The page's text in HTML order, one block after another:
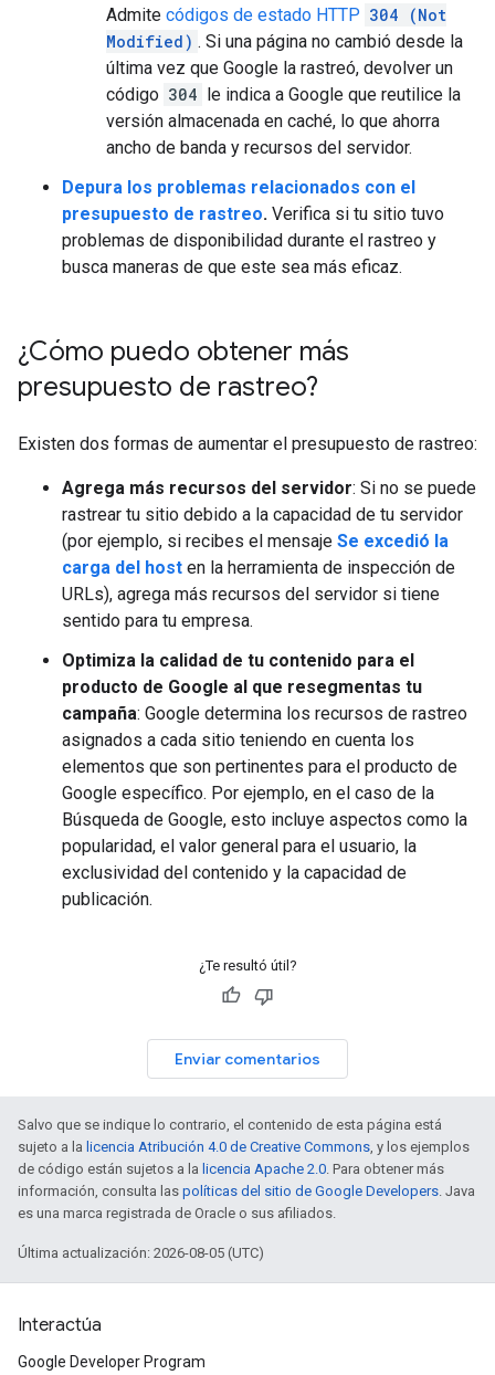
Admite códigos de estado HTTP 304 (Not
Modified) . Si una página no cambió desde la
última vez que Google la rastreó, devolver un
código 304 le indica a Google que reutilice la
versión almacenada en caché, lo que ahorra
ancho de banda y recursos del servidor.
Depura los problemas relacionados con el
presupuesto de rastreo. Verifica si tu sitio tuvo
problemas de disponibilidad durante el rastreo y
busca maneras de que este sea más eficaz.
¿Cómo puedo obtener más
presupuesto de rastreo?
Existen dos formas de aumentar el presupuesto de rastreo:
Agrega más recursos del servidor: Si no se puede
rastrear tu sitio debido a la capacidad de tu servidor
(por ejemplo, si recibes el mensaje Se excedió la
carga del host en la herramienta de inspección de
URLs), agrega más recursos del servidor si tiene
sentido para tu empresa.
Optimiza la calidad de tu contenido para el
producto de Google al que resegmentas tu
campaña: Google determina los recursos de rastreo
asignados a cada sitio teniendo en cuenta los
elementos que son pertinentes para el producto de
Google específico. Por ejemplo, en el caso de la
Búsqueda de Google, esto incluye aspectos como la
popularidad, el valor general para el usuario, la
exclusividad del contenido y la capacidad de
publicación.
¿Te resultó útil?
Enviar comentarios
Salvo que se indique lo contrario, el contenido de esta página está
sujeto a la licencia Atribución 4.0 de Creative Commons, y los ejemplos
de código están sujetos a la licencia Apache 2.0. Para obtener más
información, consulta las políticas del sitio de Google Developers. Java
es una marca registrada de Oracle o sus afiliados.
Última actualización: 2026-08-05 (UTC)
Interactúa
Google Developer Program